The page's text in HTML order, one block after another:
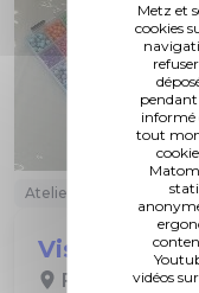
Metz et
cookies
pendant
informé
tout
vidéos
Atelier / Stage
Visite-
FRAC Lorraine